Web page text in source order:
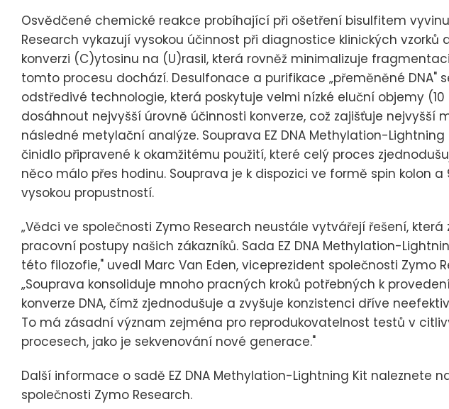
Osvědčené chemické reakce probíhající při ošetření bisulfitem
Research vykazují vysokou účinnost při diagnostice klinických vzorků
konverzi (C)ytosinu na (U)rasil, která rovněž minimalizuje
tomto procesu dochází. Desulfonace a purifikace „přeměněné DNA"
odstředivé technologie, která poskytuje velmi nízké eluční objemy
dosáhnout nejvyšší úrovně účinnosti konverze, což zajišťuje nejvyšší
následné metylační analýze. Souprava EZ DNA Methylation-
činidlo připravené k okamžitému použití, které celý proces
něco málo přes hodinu. Souprava je k dispozici ve formě spin kolon
vysokou propustností.
„Vědci ve společnosti Zymo Research neustále vytvářejí řešení,
pracovní postupy našich zákazníků. Sada EZ DNA Methylation-
této filozofie," uvedl Marc Van Eden, viceprezident společnosti Zymo
„Souprava konsoliduje mnoho pracných kroků potřebných k
konverze DNA, čímž zjednodušuje a zvyšuje konzistenci dříve
To má zásadní význam zejména pro reprodukovatelnost testů v
procesech, jako je sekvenování nové generace."
Další informace o sadě EZ DNA Methylation-Lightning Kit naleznete
společnosti Zymo Research.